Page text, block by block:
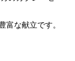
富な献立です。